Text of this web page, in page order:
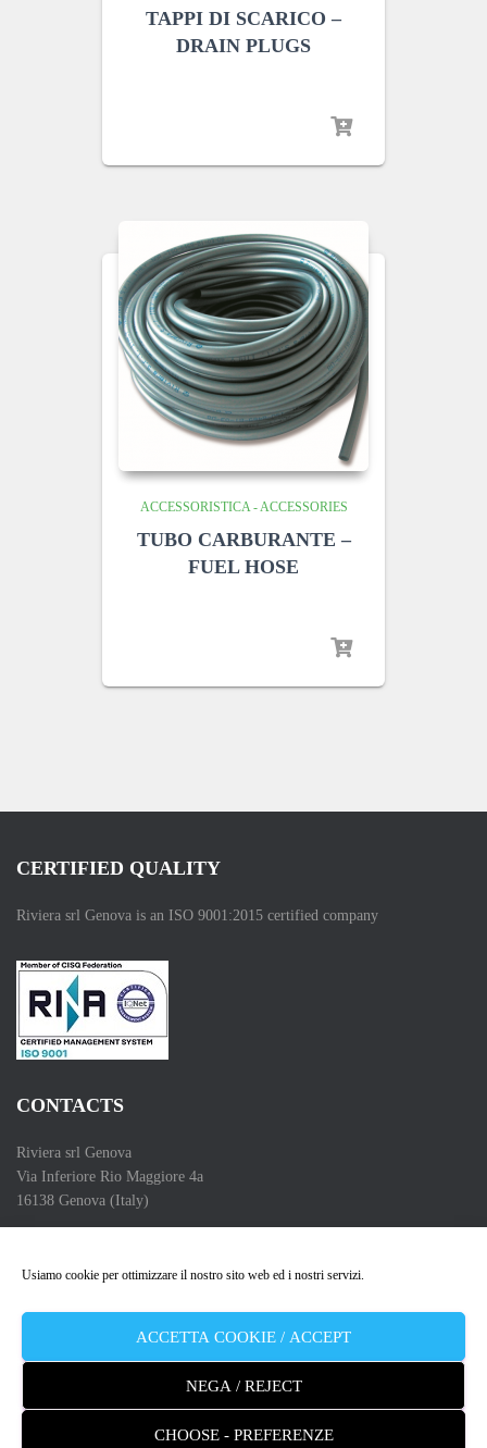
Usiamo cookie per ottimizzare il nostro sito web ed i nostri servizi.
ACCETTA COOKIE / ACCEPT
NEGA / REJECT
CHOOSE - PREFERENZE
TAPPI DI SCARICO –
DRAIN PLUGS
ACCESSORISTICA - ACCESSORIES
TUBO CARBURANTE –
FUEL HOSE
CERTIFIED QUALITY
Riviera srl Genova is an ISO 9001:2015 certified company
CONTACTS
Riviera srl Genova
Via Inferiore Rio Maggiore 4a
16138 Genova (Italy)
Partita IVA (VAT Number): 00662550102